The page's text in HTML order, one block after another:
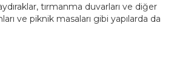
tırmanma duvarları ve diğer
ve piknik masaları gibi yapılarda da